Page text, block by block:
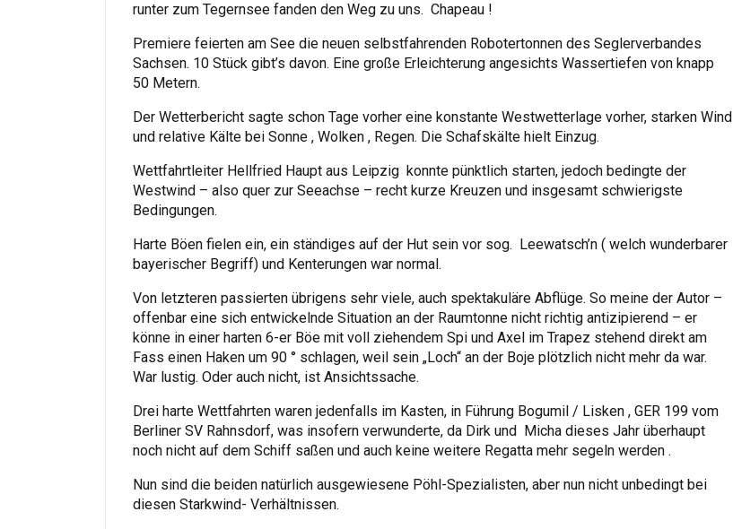
runter zum Tegernsee fanden den Weg zu uns. Chapeau !
Premiere feierten am See die neuen selbstfahrenden Robotertonnen des Seglerverbandes
Sachsen. 10 Stück gibt’s davon. Eine große Erleichterung angesichts Wassertiefen von knapp
50 Metern.
Der Wetterbericht sagte schon Tage vorher eine konstante Westwetterlage vorher, starken Wind
und relative Kälte bei Sonne , Wolken , Regen. Die Schafskälte hielt Einzug.
Wettfahrtleiter Hellfried Haupt aus Leipzig konnte pünktlich starten, jedoch bedingte der
Westwind – also quer zur Seeachse – recht kurze Kreuzen und insgesamt schwierigste
Bedingungen.
Harte Böen fielen ein, ein ständiges auf der Hut sein vor sog. Leewatsch’n ( welch wunderbarer
bayerischer Begriff) und Kenterungen war normal.
Von letzteren passierten übrigens sehr viele, auch spektakuläre Abflüge. So meine der Autor –
offenbar eine sich entwickelnde Situation an der Raumtonne nicht richtig antizipierend – er
könne in einer harten 6-er Böe mit voll ziehendem Spi und Axel im Trapez stehend direkt am
Fass einen Haken um 90 ° schlagen, weil sein „Loch“ an der Boje plötzlich nicht mehr da war.
War lustig. Oder auch nicht, ist Ansichtssache.
Drei harte Wettfahrten waren jedenfalls im Kasten, in Führung Bogumil / Lisken , GER 199 vom
Berliner SV Rahnsdorf, was insofern verwunderte, da Dirk und Micha dieses Jahr überhaupt
noch nicht auf dem Schiff saßen und auch keine weitere Regatta mehr segeln werden .
Nun sind die beiden natürlich ausgewiesene Pöhl-Spezialisten, aber nun nicht unbedingt bei
diesen Starkwind- Verhältnissen.